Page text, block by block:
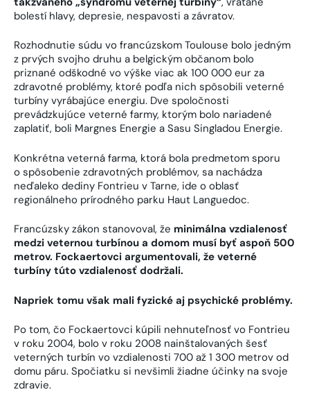
bolestí hlavy, depresie, nespavosti a závratov.
Rozhodnutie súdu vo francúzskom Toulouse bolo jedným
z prvých svojho druhu a belgickým občanom bolo
priznané odškodné vo výške viac ak 100 000 eur za
zdravotné problémy, ktoré podľa nich spôsobili veterné
turbíny vyrábajúce energiu. Dve spoločnosti
prevádzkujúce veterné farmy, ktorým bolo nariadené
zaplatiť, boli Margnes Energie a Sasu Singladou Energie.
Konkrétna veterná farma, ktorá bola predmetom sporu
o spôsobenie zdravotných problémov, sa nachádza
neďaleko dediny Fontrieu v Tarne, ide o oblasť
regionálneho prírodného parku Haut Languedoc.
Francúzsky zákon stanovoval, že minimálna vzdialenosť
medzi veternou turbínou a domom musí byť aspoň 500
metrov. Fockaertovci argumentovali, že veterné
turbíny túto vzdialenosť dodržali.
Napriek tomu však mali fyzické aj psychické problémy.
Po tom, čo Fockaertovci kúpili nehnuteľnosť vo Fontrieu
v roku 2004, bolo v roku 2008 nainštalovaných šesť
veterných turbín vo vzdialenosti 700 až 1 300 metrov od
domu páru. Spočiatku si nevšimli žiadne účinky na svoje
zdravie.